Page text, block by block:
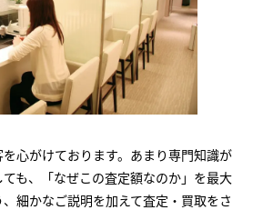
心がけております。あまり専門知識が
も、「なぜこの査定額なのか」を最大
細かなご説明を加えて査定・買取をさ